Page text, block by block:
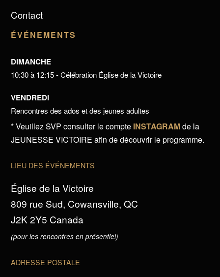
Contact
ÉVÉNEMENTS
DIMANCHE
10:30 à 12:15 - Célébration Église de la Victoire
VENDREDI
Rencontres des ados et des jeunes adultes
* Veuillez SVP consulter le compte INSTAGRAMde la
JEUNESSE VICTOIRE afin de découvrir le programme.
LIEU DES ÉVÉNEMENTS
Église de la Victoire
809 rue Sud, Cowansville, QC
J2K 2Y5 Canada
(pour les rencontres en présentiel)
ADRESSE POSTALE